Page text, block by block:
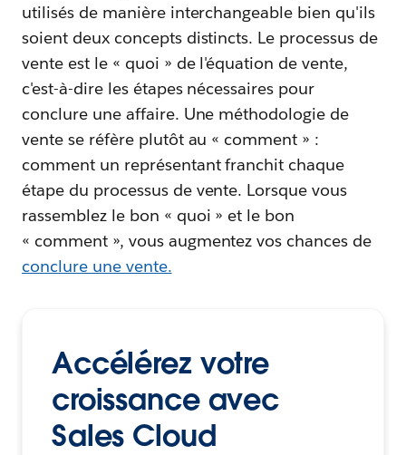
utilisés de manière interchangeable bien qu'ils
soient deux concepts distincts. Le processus de
vente est le « quoi » de l'équation de vente,
c'est-à-dire les étapes nécessaires pour
conclure une affaire. Une méthodologie de
vente se réfère plutôt au « comment » :
comment un représentant franchit chaque
étape du processus de vente. Lorsque vous
rassemblez le bon « quoi » et le bon
« comment », vous augmentez vos chances de
conclure une vente.
Accélérez votre
croissance avec
Sales Cloud